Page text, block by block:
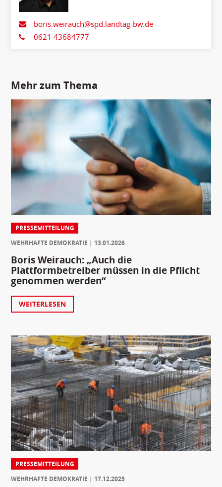
boris.weirauch@spd.landtag-bw.de
0621 43684777
Mehr zum Thema
PRESSEMITTEILUNG
WEHRHAFTE DEMOKRATIE
13.01.2026
Boris Weirauch: „Auch die
Plattformbetreiber müssen in die Pflicht
genommen werden“
WEITERLESEN
PRESSEMITTEILUNG
WEHRHAFTE DEMOKRATIE
17.12.2025